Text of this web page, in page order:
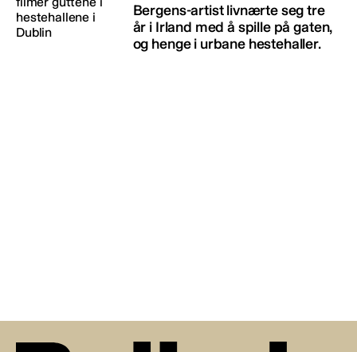
Bergens-artist livnærte seg tre
år i Irland med å spille på gaten,
og henge i urbane hestehaller.